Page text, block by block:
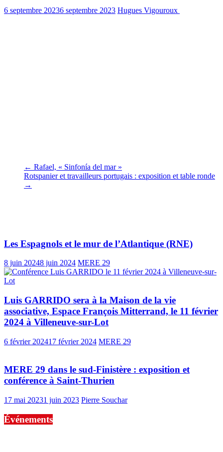
6 septembre 20236 septembre 2023 Hugues Vigouroux
← Rafael, « Sinfonía del mar »
Rotspanier et travailleurs portugais : exposition et table ronde
→
Les Espagnols et le mur de l’Atlantique (RNE)
8 juin 20248 juin 2024 MERE 29
Luis GARRIDO sera à la Maison de la vie
associative, Espace François Mitterrand, le 11 février
2024 à Villeneuve-sur-Lot
6 février 202417 février 2024 MERE 29
MERE 29 dans le sud-Finistère : exposition et
conférence à Saint-Thurien
17 mai 20231 juin 2023 Pierre Souchar
Événements